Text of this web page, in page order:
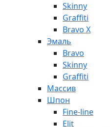
Skinny
Graffiti
Bravo X
Эмаль
Bravo
Skinny
Graffiti
Массив
Шпон
Fine-line
Elit